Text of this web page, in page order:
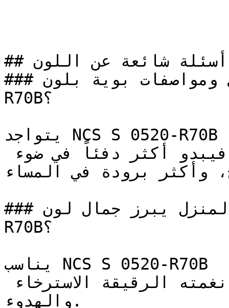
## أسئلة شائعة عن اللون
### ما هي تفاصيل ومواصفات بوية بلون NCS S 0520-
R70B؟
يتواجد NCS S 0520-R70B على الحدود بين الأبيض
وأكثر برودة في المساء.
### في أي زوايا المنزل يبرز جمال لون NCS S 0520-
R70B؟
يناسب NCS S 0520-R70B غرف النوم وغرف القراءة
والهدوء.